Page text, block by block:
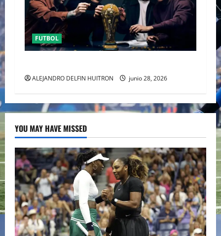
FUTBOL
ALEJANDRO DELFIN HUITRON junio 28, 2026
YOU MAY HAVE MISSED